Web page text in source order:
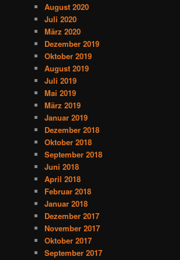
August 2020
Juli 2020
März 2020
Dezember 2019
Oktober 2019
August 2019
Juli 2019
Mai 2019
März 2019
Januar 2019
Dezember 2018
Oktober 2018
September 2018
Juni 2018
April 2018
Februar 2018
Januar 2018
Dezember 2017
November 2017
Oktober 2017
September 2017